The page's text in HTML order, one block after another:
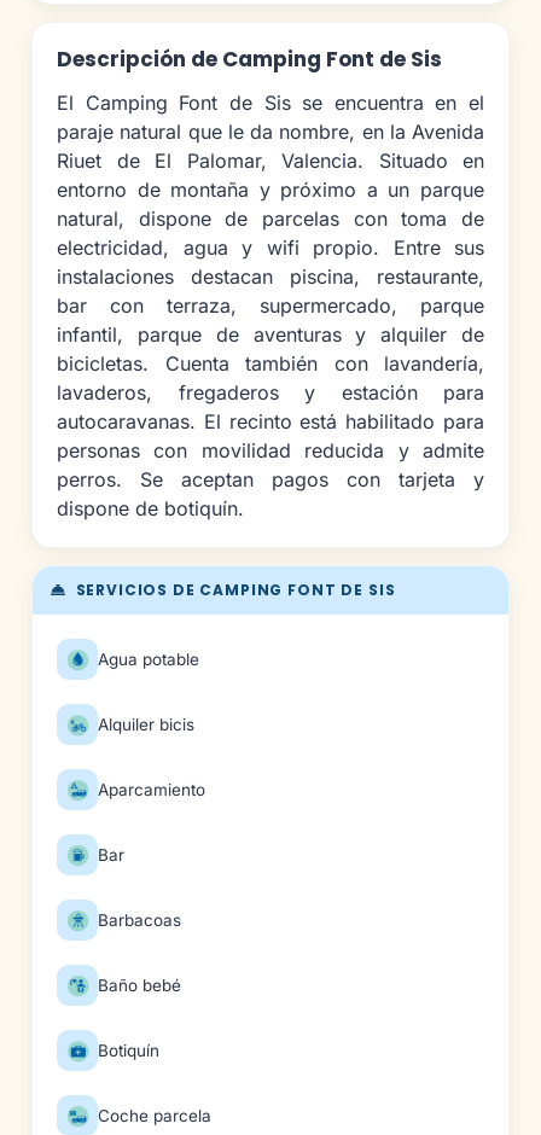
SERVICIOS DE CAMPING FONT DE SIS
Agua potable
Alquiler bicis
Aparcamiento
Bar
Barbacoas
Baño bebé
Botiquín
Coche parcela
Descripción de Camping Font de Sis
El Camping Font de Sis se encuentra en el
paraje natural que le da nombre, en la Avenida
Riuet de El Palomar, Valencia. Situado en
entorno de montaña y próximo a un parque
natural, dispone de parcelas con toma de
electricidad, agua y wifi propio. Entre sus
instalaciones destacan piscina, restaurante,
bar con terraza, supermercado, parque
infantil, parque de aventuras y alquiler de
bicicletas. Cuenta también con lavandería,
lavaderos, fregaderos y estación para
autocaravanas. El recinto está habilitado para
personas con movilidad reducida y admite
perros. Se aceptan pagos con tarjeta y
dispone de botiquín.